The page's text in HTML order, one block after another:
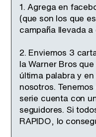
1. Agrega en
(que son los que
campaña llevada a
2. Enviemos 3
la Warner Bros
última palabra y
nosotros.
serie cuenta con
seguidores. Si
RAPIDO, lo